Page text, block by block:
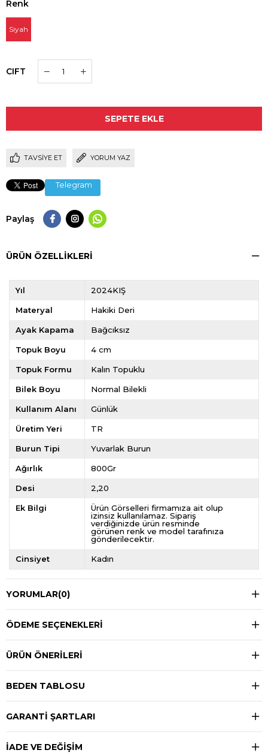
Renk
Siyah
CIFT
TAVSIYE ET YORUM YAZ
Telegram
Paylaş
ÜRÜN ÖZELLIKLERI
Yıl 2024KIŞ
Materyal Hakiki Deri
Ayak Kapama Bağcıksız
Topuk Boyu 4 cm
Topuk Formu Kalın Topuklu
Bilek Boyu Normal Bilekli
Kullanım Alanı Günlük
Üretim Yeri TR
Burun Tipi Yuvarlak Burun
Ağırlık 800Gr
Desi 2,20
Ek Bilgi
Ürün Görselleri firmamıza ait olup
izinsiz kullanılamaz. Sipariş
verdiğinizde ürün resminde
görünen renk ve model tarafınıza
gönderilecektir.
Cinsiyet Kadın
YORUMLAR(0)
ÖDEME SEÇENEKLERI
ÜRÜN ÖNERILERI
BEDEN TABLOSU
GARANTİ ŞARTLARI
İADE VE DEĞİŞİM